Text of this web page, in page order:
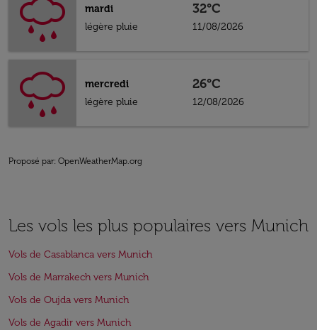
mardi
légère pluie
32°C
11/08/2026
mercredi
légère pluie
26°C
12/08/2026
Proposé par: OpenWeatherMap.org
Les vols les plus populaires vers Munich
Vols de Casablanca vers Munich
Vols de Marrakech vers Munich
Vols de Oujda vers Munich
Vols de Agadir vers Munich